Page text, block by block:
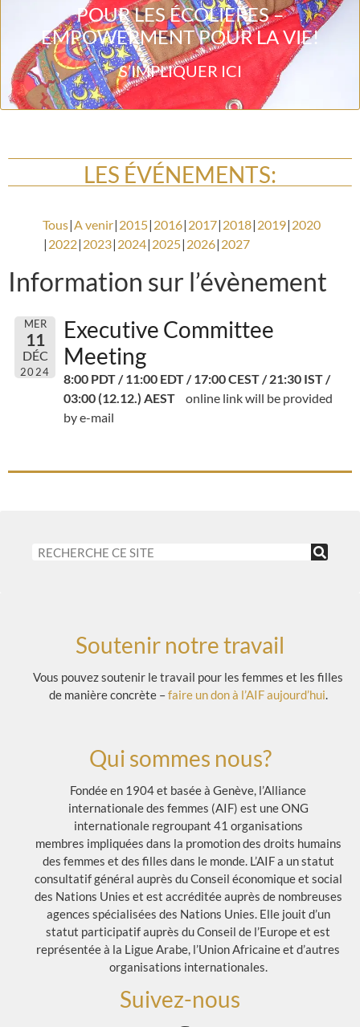
POUR LES ÉCOLIÈRES –
EMPOWERMENT POUR LA VIE!
S’IMPLIQUER ICI
LES ÉVÉNEMENTS:
Tous A venir 2015 2016 2017 2018 2019 2020
2022 2023 2024 2025 2026 2027
Information sur l’évènement
MER
11
DÉC
2024
Executive Committee
Meeting
8:00 PDT / 11:00 EDT / 17:00 CEST / 21:30 IST /
03:00 (12.12.) AEST
online link will be provided
by e-mail
Soutenir notre travail
Vous pouvez soutenir le travail pour les femmes et les filles
de manière concrète –faire un don à l’AIF aujourd’hui.
Qui sommes nous?
Fondée en 1904 et basée à Genève, l’Alliance
internationale des femmes (AIF) est une ONG
internationale regroupant 41 organisations
membres impliquées dans la promotion des droits humains
des femmes et des filles dans le monde. L’AIF a un statut
consultatif général auprès du Conseil économique et social
des Nations Unies et est accréditée auprès de nombreuses
agences spécialisées des Nations Unies. Elle jouit d’un
statut participatif auprès du Conseil de l’Europe et est
représentée à la Ligue Arabe, l’Union Africaine et d’autres
organisations internationales.
Suivez-nous